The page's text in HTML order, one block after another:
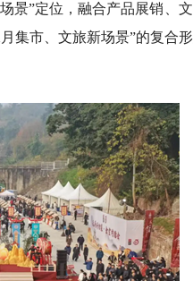
景”定位，融合产品展销、
集市、文旅新场景”的复合
8月8日全民
成都兴隆湖
燃动非遗盛